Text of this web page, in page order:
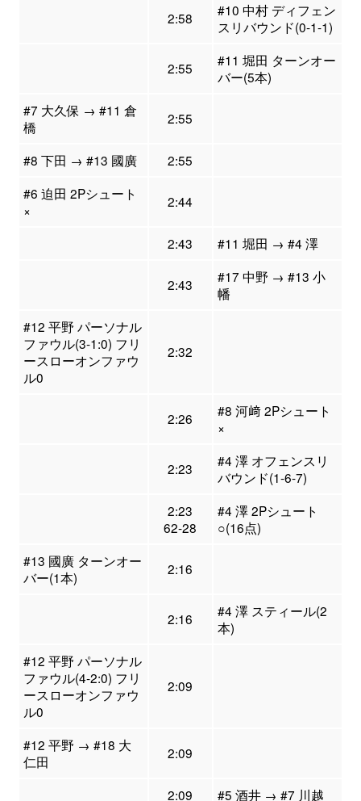
2:58
#10 中村 ディフェン
スリバウンド(0-1-1)
2:55
#11 堀田 ターンオー
バー(5本)
#7 大久保 → #11 倉
橋
2:55
#8 下田 → #13 國廣
2:55
#6 迫田 2Pシュート
×
2:44
2:43 #11 堀田 → #4 澤
2:43
#17 中野 → #13 小
幡
#12 平野 パーソナル
ファウル(3-1:0) フリ
ースローオンファウ
ル0
2:32
2:26
#8 河﨑 2Pシュート
×
2:23
#4 澤 オフェンスリ
バウンド(1-6-7)
2:23
62-28
#4 澤 2Pシュート
○(16点)
#13 國廣 ターンオー
バー(1本)
2:16
2:16
#4 澤 スティール(2
本)
#12 平野 パーソナル
ファウル(4-2:0) フリ
ースローオンファウ
ル0
2:09
#12 平野 → #18 大
仁田
2:09
2:09 #5 酒井 → #7 川越